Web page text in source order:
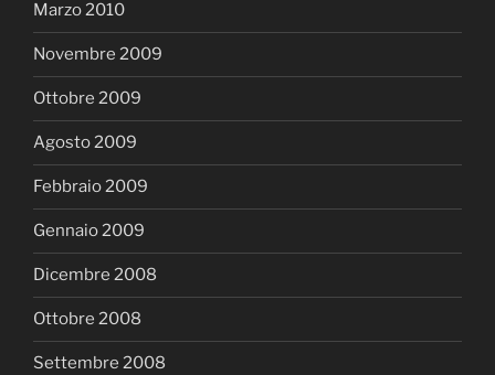
Marzo 2010
Novembre 2009
Ottobre 2009
Agosto 2009
Febbraio 2009
Gennaio 2009
Dicembre 2008
Ottobre 2008
Settembre 2008